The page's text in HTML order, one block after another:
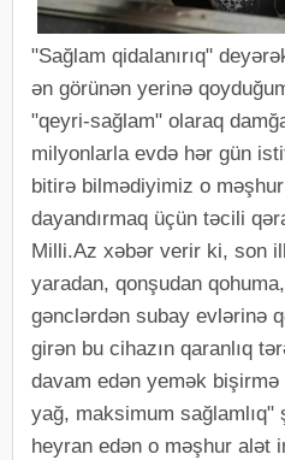
"Sağlam qidalanırıq"
ən görünən yerinə
"qeyri-sağlam" olaraq
milyonlarla evdə hər gün
bitirə bilmədiyimiz o
dayandırmaq üçün təcili
Milli.Az xəbər verir ki, son
yaradan, qonşudan
gənclərdən subay evlərinə
girən bu cihazın qaranlıq
davam edən yemək bişirmə
yağ, maksimum sağlamlıq"
heyran edən o məşhur alət